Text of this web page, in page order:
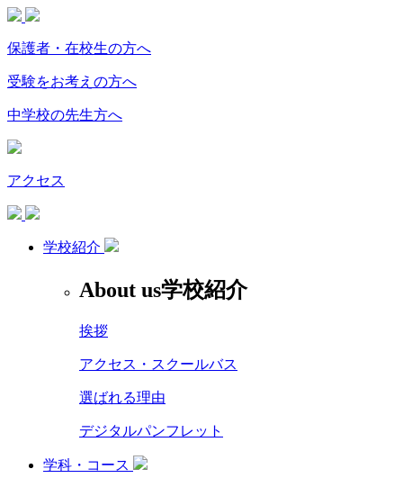
保護者・在校生の方へ
受験をお考えの方へ
中学校の先生方へ
アクセス
学校紹介
About us学校紹介
挨拶
アクセス・スクールバス
選ばれる理由
デジタルパンフレット
学科・コース